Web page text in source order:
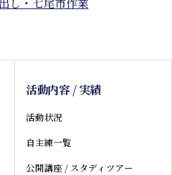
活動内容 / 実績
活動状況
自主練一覧
公開講座 / スタディツアー